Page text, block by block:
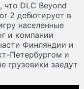
что DLC Beyond
2 дебютирует в
населенные
и компании
Финляндии и
Петербургом и
грузовики заедут